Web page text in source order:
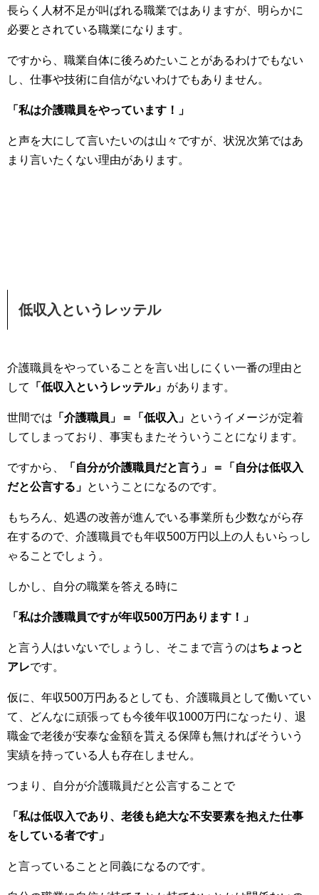
長らく人材不足が叫ばれる職業ではありますが、明らかに
必要とされている職業になります。
ですから、職業自体に後ろめたいことがあるわけでもない
し、仕事や技術に自信がないわけでもありません。
「私は介護職員をやっています！」
と声を大にして言いたいのは山々ですが、状況次第ではあ
まり言いたくない理由があります。
低収入というレッテル
介護職員をやっていることを言い出しにくい一番の理由と
して
「低収入というレッテル」 があります。
世間では 「介護職員」＝「低収入」 というイメージが定着
してしまっており、事実もまたそういうことになります。
ですから、
「自分が介護職員だと言う」＝「自分は低収入
だと公言する」 ということになるのです。
もちろん、処遇の改善が進んでいる事業所も少数ながら存
在するので、介護職員でも年収500万円以上の人もいらっし
ゃることでしょう。
しかし、自分の職業を答える時に
「私は介護職員ですが年収500万円あります！」
と言う人はいないでしょうし、そこまで言うのはちょっと
アレです。
仮に、年収500万円あるとしても、介護職員として働いてい
て、どんなに頑張っても今後年収1000万円になったり、退
職金で老後が安泰な金額を貰える保障も無ければそういう
実績を持っている人も存在しません。
つまり、自分が介護職員だと公言することで
「私は低収入であり、老後も絶大な不安要素を抱えた仕事
をしている者です」
と言っていることと同義になるのです。